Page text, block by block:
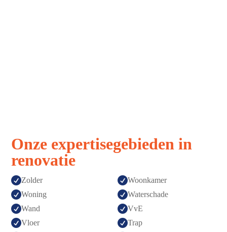
Onze expertisegebieden in
renovatie
Zolder Woonkamer
Woning Waterschade
Wand VvE
Vloer Trap